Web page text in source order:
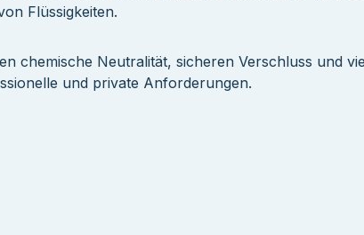
Flüssigkeiten.
chemische Neutralität, sicheren Verschluss und
und private Anforderungen.